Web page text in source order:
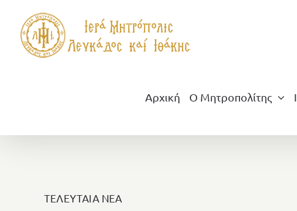
περιεχόμενο
Αρχική Ο Μητροπολίτης
ΤΕΛΕΥΤΑΙΑ ΝΕΑ